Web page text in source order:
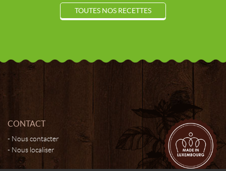
TOUTES NOS RECETTES
CONTACT
Nous contacter
Nous localiser